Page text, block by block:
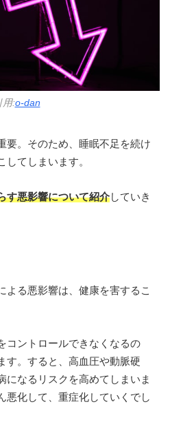
用:o-dan
要。そのため、睡眠不足を続け
してしまいます。
す悪影響について紹介していき
よる悪影響は、健康を害するこ
コントロールできなくなるの
す。すると、高血圧や動脈硬
になるリスクを高めてしまいま
悪化して、重症化していくでし